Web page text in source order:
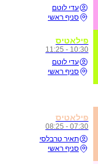
עדי לוטם
סניף ראשי
פילאטיס
10:30 - 11:25
עדי לוטם
סניף ראשי
פילאטיס
07:30 - 08:25
תאיר טרבלסי
סניף ראשי